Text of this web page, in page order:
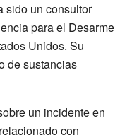
sido un consultor
para el Desarme
Unidos. Su
de sustancias
un incidente en
con